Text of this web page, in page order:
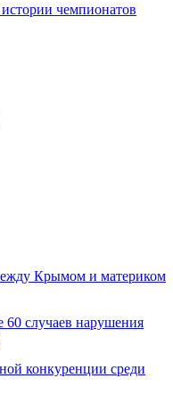
чемпионатов
Крымом и материком
60 случаев нарушения
конкуренции среди